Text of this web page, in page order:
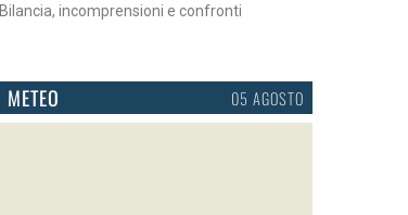
Bilancia, incomprensioni e confronti
METEO 05 AGOSTO